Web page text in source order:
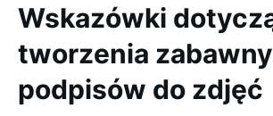
Wskazówki
tworzenia
podpisów do zdjęć